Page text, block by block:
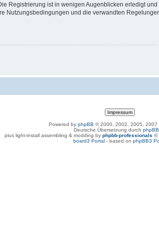
Registrierung ist in wenigen Augenblicken erledigt
Nutzungsbedingungen und die verwandten
Powered by phpBB © 2000, 2002, 2005, 2007
Deutsche Übersetzung durch
plus light-install assembling & modding by phpbb-professionals ©
board3 Portal- based on phpBB3